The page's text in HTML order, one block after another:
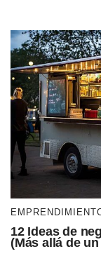
12 Ideas de
(Más allá de